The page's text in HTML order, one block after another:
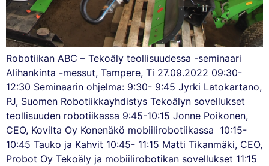
Robotiikan ABC – Tekoäly teollisuudessa -seminaari
Alihankinta -messut, Tampere, Ti 27.09.2022 09:30-
12:30 Seminaarin ohjelma: 9:30- 9:45 Jyrki Latokartano,
PJ, Suomen Robotiikkayhdistys Tekoälyn sovellukset
teollisuuden robotiikassa 9:45-10:15 Jonne Poikonen,
CEO, Kovilta Oy Konenäkö mobiilirobotiikassa 10:15-
10:45 Tauko ja Kahvit 10:45- 11:15 Matti Tikanmäki, CEO,
Probot Oy Tekoäly ja mobiilirobotikan sovellukset 11:15